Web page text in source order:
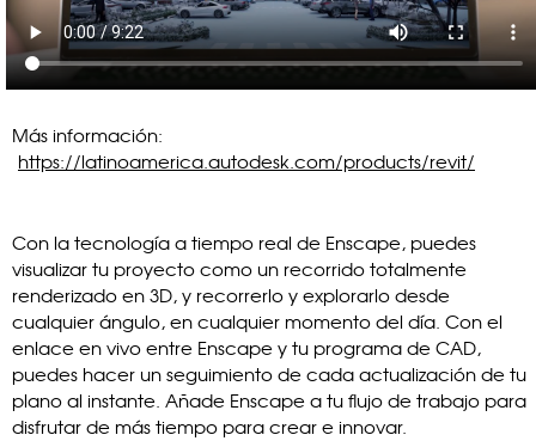
Más información:
https://latinoamerica.autodesk.com/products/revit/
Con la tecnología a tiempo real de Enscape, puedes
visualizar tu proyecto como un recorrido totalmente
renderizado en 3D, y recorrerlo y explorarlo desde
cualquier ángulo, en cualquier momento del día. Con el
enlace en vivo entre Enscape y tu programa de CAD,
puedes hacer un seguimiento de cada actualización de tu
plano al instante. Añade Enscape a tu flujo de trabajo para
disfrutar de más tiempo para crear e innovar.